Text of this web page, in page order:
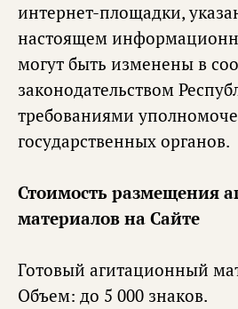
интернет-площадки,
настоящем
могут быть изменены в
законодательством
требованиями
государственных органов.
Стоимость размещения
материалов на Сайте
Готовый агитационный
Объем: до 5 000 знаков.